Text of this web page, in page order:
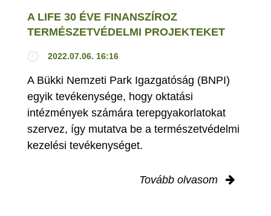
A LIFE 30 ÉVE FINANSZÍROZ
TERMÉSZETVÉDELMI PROJEKTEKET
2022.07.06. 16:16
A Bükki Nemzeti Park Igazgatóság (BNPI)
egyik tevékenysége, hogy oktatási
intézmények számára terepgyakorlatokat
szervez, így mutatva be a természetvédelmi
kezelési tevékenységet.
Tovább olvasom